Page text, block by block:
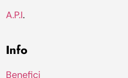
A.P.I.
Info
Benefici